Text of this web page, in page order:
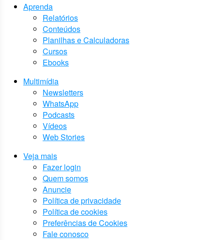
Aprenda
Relatórios
Conteúdos
Planilhas e Calculadoras
Cursos
Ebooks
Multimídia
Newsletters
WhatsApp
Podcasts
Vídeos
Web Stories
Veja mais
Fazer login
Quem somos
Anuncie
Política de privacidade
Política de cookies
Preferências de Cookies
Fale conosco